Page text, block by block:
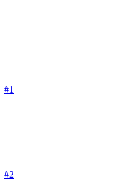
#1
#2